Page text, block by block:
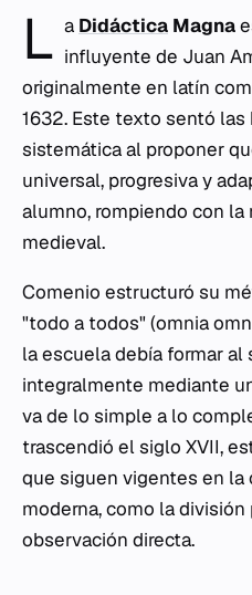
L a Didáctica Magna
influyente de Juan
originalmente en latín
1632. Este texto sentó
sistemática al proponer
universal, progresiva y
alumno, rompiendo con
medieval.
Comenio estructuró su
"todo a todos" (omnia
la escuela debía formar al
integralmente mediante
va de lo simple a lo
trascendió el siglo XVII,
que siguen vigentes en la
moderna, como la
observación directa.